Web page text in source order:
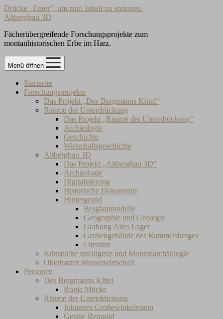
Drücke „Enter”, um zum Inhalt zu springen.
Altbergbau 3D
Fächerübergreifende Forschungsprojekte zum
montanhistorischen Erbe im Harz.
Menü öffnen
Startseite
Forschungsprojekte
Das Projekt „Des Bergmanns Kittel“
Räume der Unterdrückung
Das Projekt „Räume der Unterdrückung“
Archäologie
Geschichte
Wirtschaftsgeschichte
Altbergbau 3D
Das Projekt „Altbergbau 3D“
Archäologie
Digitalisierung
Historische Dokumente
Hintergrund
Bergbaumodelle
Geographie und Geologie
Grabung Altes Lager
Grubengebäude des Rammelsberges
Literatur
Künstliche Intelligenz und Montanarchäologie
Oberharzer Wasserwirtschaft
Personen
Des Bergmanns Kittel
Ronja Mücke
Räume der Unterdrückung
Johannes Großewinkelmann
Gesine Reimold